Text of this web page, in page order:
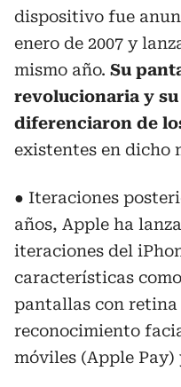
dispositivo fue
enero de 2007 y
mismo año. Su
revolucionaria y
diferenciaron de
existentes en dicho
● Iteraciones
años, Apple ha
iteraciones del
características
pantallas con
reconocimiento
móviles (Apple Pay)